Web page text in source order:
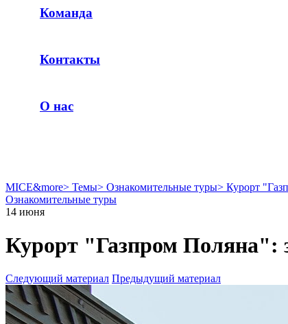
Команда
Контакты
О нас
MICE&more> Темы> Ознакомительные туры> Курорт
Ознакомительные туры
14 июня
Курорт "Газпром Поляна":
Следующий материал Предыдущий материал